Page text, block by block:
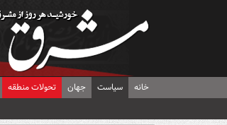
خانه سیاست جهان تحولات منطقه